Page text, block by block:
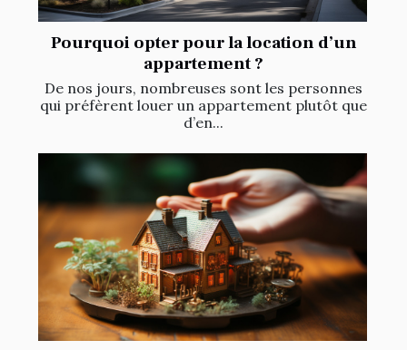
Pourquoi opter pour la location d’un
appartement ?
De nos jours, nombreuses sont les personnes
qui préfèrent louer un appartement plutôt que
d’en...